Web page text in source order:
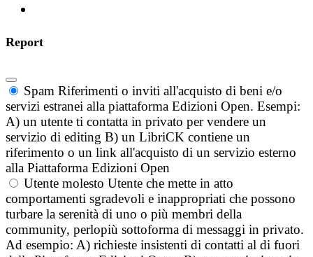
Report
Spam Riferimenti o inviti all'acquisto di beni e/o
servizi estranei alla piattaforma Edizioni Open. Esempi:
A) un utente ti contatta in privato per vendere un
servizio di editing B) un LibriCK contiene un
riferimento o un link all'acquisto di un servizio esterno
alla Piattaforma Edizioni Open
Utente molesto Utente che mette in atto
comportamenti sgradevoli e inappropriati che possono
turbare la serenità di uno o più membri della
community, perlopiù sottoforma di messaggi in privato.
Ad esempio: A) richieste insistenti di contatti al di fuori